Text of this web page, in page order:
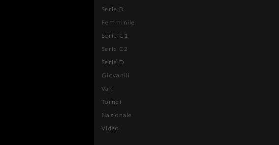
Serie B
Femminile
Serie C1
Serie C2
Serie D
Giovanili
Vari
Tornei
Nazionale
Video